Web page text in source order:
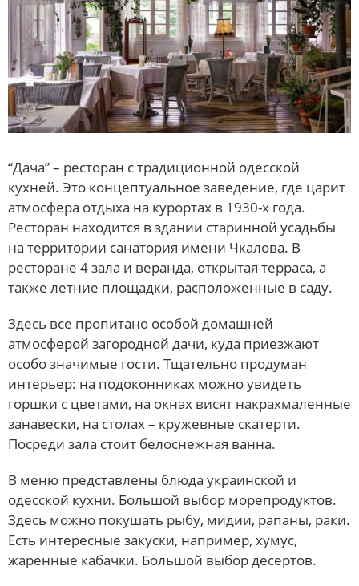
“Дача” – ресторан с традиционной одесской
кухней. Это концептуальное заведение, где царит
атмосфера отдыха на курортах в 1930-х года.
Ресторан находится в здании старинной усадьбы
на территории санатория имени Чкалова. В
ресторане 4 зала и веранда, открытая терраса, а
также летние площадки, расположенные в саду.
Здесь все пропитано особой домашней
атмосферой загородной дачи, куда приезжают
особо значимые гости. Тщательно продуман
интерьер: на подоконниках можно увидеть
горшки с цветами, на окнах висят накрахмаленные
занавески, на столах – кружевные скатерти.
Посреди зала стоит белоснежная ванна.
В меню представлены блюда украинской и
одесской кухни. Большой выбор морепродуктов.
Здесь можно покушать рыбу, мидии, рапаны, раки.
Есть интересные закуски, например, хумус,
жаренные кабачки. Большой выбор десертов.